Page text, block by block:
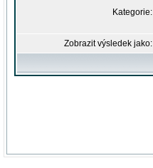
Kategorie:
Zobrazit výsledek jako: